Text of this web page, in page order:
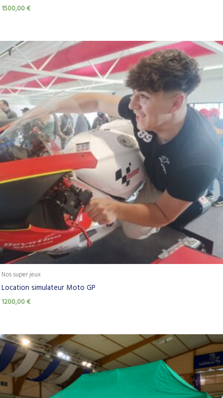
1500,00€
Nos super jeux
Location simulateur Moto GP
1200,00€